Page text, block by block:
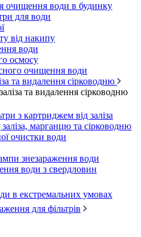
очищення води в будинку
для води
від накипу
води
осмосу
очищення води
та видалення сірководню
та видалення сірководню
з картриджем від заліза
марганцю та сірководню
очистки води
знезараження води
води з свердловин
в екстремальних умовах
для фільтрів